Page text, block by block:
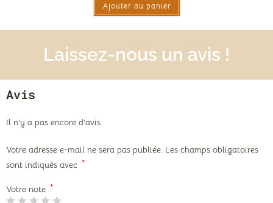
Ajouter au panier
Laissez-nous un avis !
Avis
Il n’y a pas encore d’avis.
Votre adresse e-mail ne sera pas publiée. Les champs obligatoires
sont indiqués avec *
Votre note *